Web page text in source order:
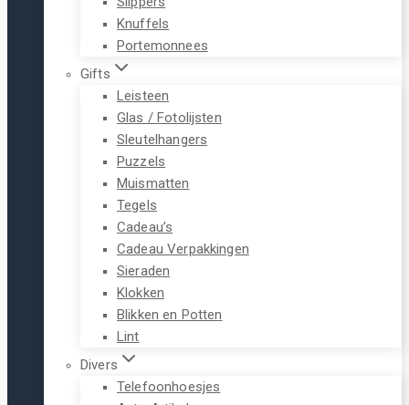
Knuffels
Portemonnees
Gifts
Leisteen
Glas / Fotolijsten
Sleutelhangers
Puzzels
Muismatten
Tegels
Cadeau’s
Cadeau Verpakkingen
Sieraden
Klokken
Blikken en Potten
Lint
Divers
Telefoonhoesjes